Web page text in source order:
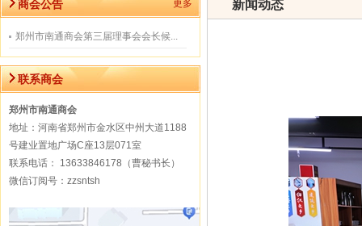
商会公告 更多
郑州市南通商会第三届理事会会长候...
联系商会
郑州市南通商会
地址：河南省郑州市金水区中州大道1188
号建业置地广场C座13层071室
联系电话： 13633846178（曹秘书长）
微信订阅号：zzsntsh
新闻动态